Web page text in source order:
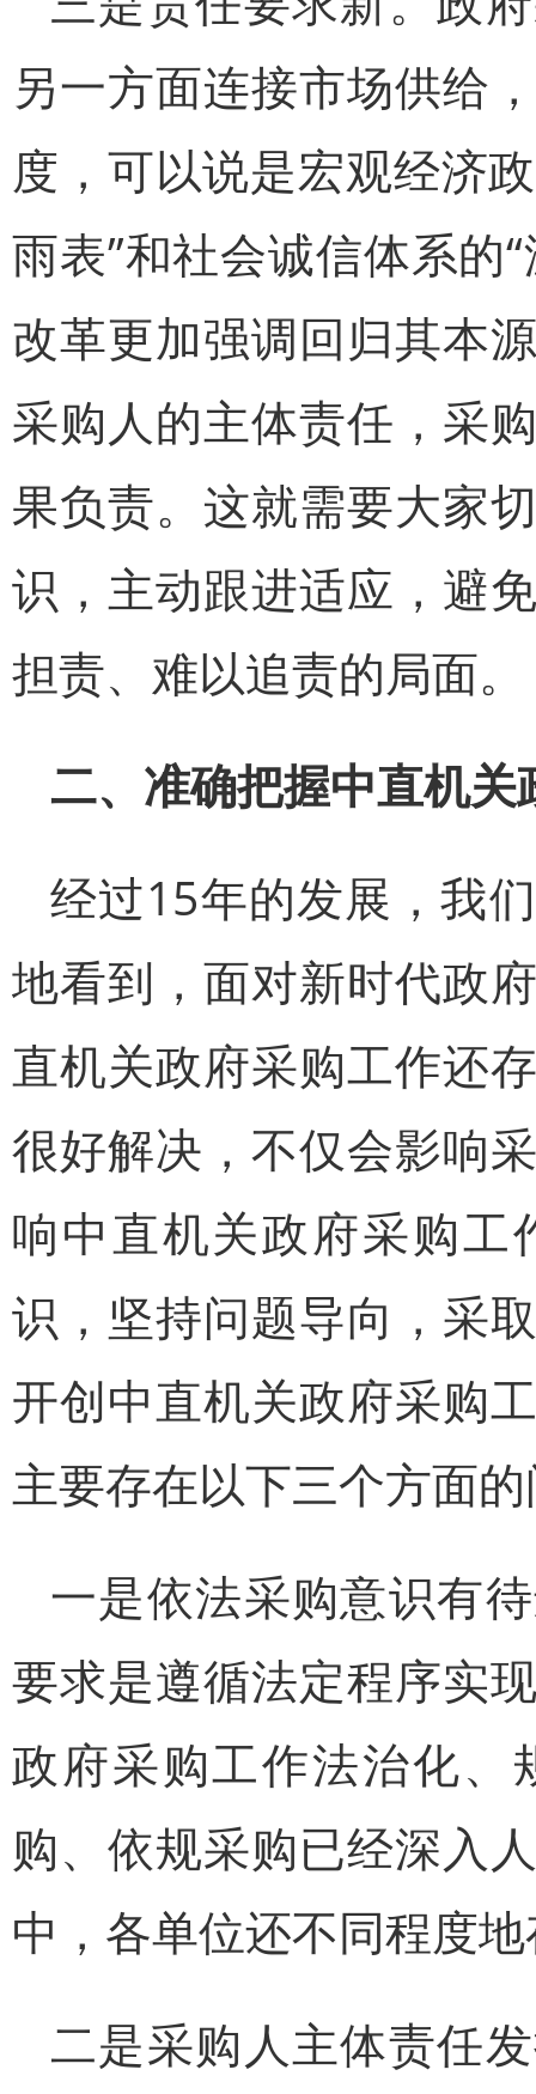
另一方面连接市场供给
度，可以说是宏观经济
雨表”和社会诚信体系的
改革更加强调回归其本
采购人的主体责任，采
果负责。这就需要大家
识，主动跟进适应，避
担责、难以追责的局面。
二、准确把握中直机
经过15年的发展，我
地看到，面对新时代政
直机关政府采购工作还
很好解决，不仅会影响
响中直机关政府采购工
识，坚持问题导向，采
开创中直机关政府采购
主要存在以下三个方面
一是依法采购意识有
要求是遵循法定程序实
政府采购工作法治化、
购、依规采购已经深入
中，各单位还不同程度
二是采购人主体责任